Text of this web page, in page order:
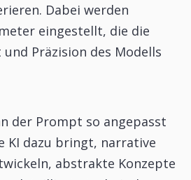
Dabei werden
eingestellt, die die
Präzision des Modells
der Prompt so angepasst
KI dazu bringt, narrative
abstrakte Konzepte